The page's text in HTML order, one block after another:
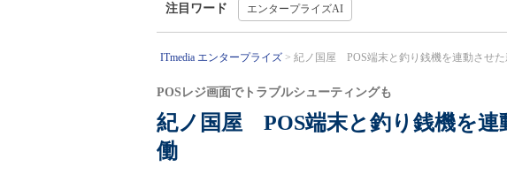
注目ワード エンタープライズAI
ITmedia エンタープライズ 紀ノ国屋 POS端末と釣り銭機を連動させた
紀ノ国屋 POS端末と釣り銭機を連
働
POSレジ画面でトラブルシューティングも